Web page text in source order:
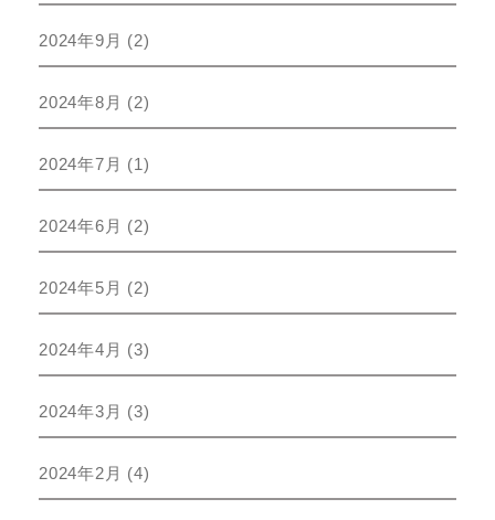
2024年9月 (2)
2024年8月 (2)
2024年7月 (1)
2024年6月 (2)
2024年5月 (2)
2024年4月 (3)
2024年3月 (3)
2024年2月 (4)